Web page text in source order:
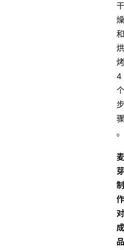
干
燥
和
烘
烤
4
个
步
骤
。
麦
芽
制
作
对
成
品